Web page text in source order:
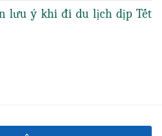
lưu ý khi đi du lịch dịp Tết